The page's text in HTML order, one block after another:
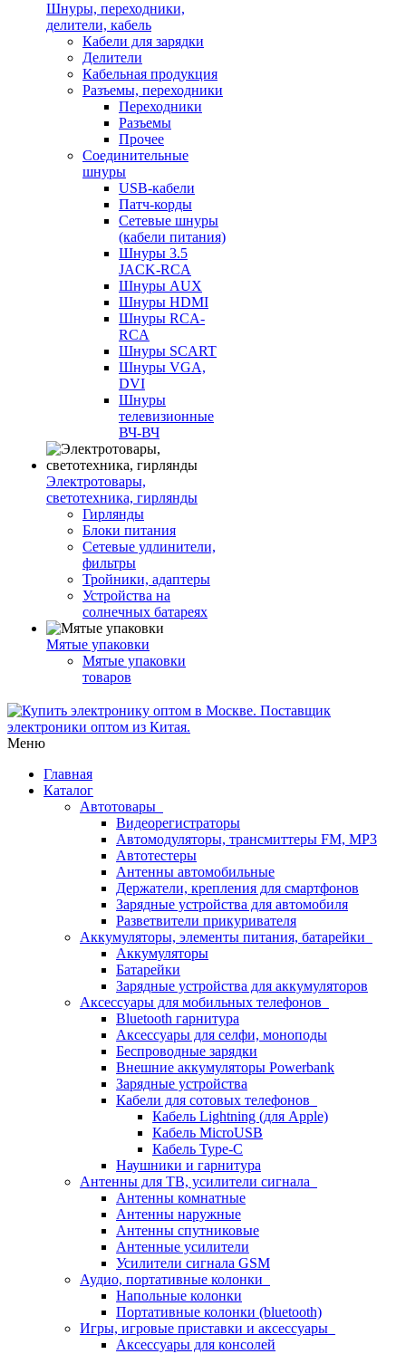
Шнуры, переходники,
делители, кабель
Кабели для зарядки
Делители
Кабельная продукция
Разъемы, переходники
Переходники
Разъемы
Прочее
Соединительные
шнуры
USB-кабели
Патч-корды
Сетевые шнуры
(кабели питания)
Шнуры 3.5
JACK-RCA
Шнуры AUX
Шнуры HDMI
Шнуры RCA-
RCA
Шнуры SCART
Шнуры VGA,
DVI
Шнуры
телевизионные
ВЧ-ВЧ
Электротовары,
светотехника, гирлянды
Гирлянды
Блоки питания
Сетевые удлинители,
фильтры
Тройники, адаптеры
Устройства на
солнечных батареях
Мятые упаковки
Мятые упаковки
товаров
Меню
Главная
Каталог
Автотовары
Видеорегистраторы
Автомодуляторы, трансмиттеры FM, MP3
Автотестеры
Антенны автомобильные
Держатели, крепления для смартфонов
Зарядные устройства для автомобиля
Разветвители прикуривателя
Аккумуляторы, элементы питания, батарейки
Аккумуляторы
Батарейки
Зарядные устройства для аккумуляторов
Аксессуары для мобильных телефонов
Bluetooth гарнитура
Аксессуары для селфи, моноподы
Беспроводные зарядки
Внешние аккумуляторы Powerbank
Зарядные устройства
Кабели для сотовых телефонов
Кабель Lightning (для Apple)
Кабель MicroUSB
Кабель Type-C
Наушники и гарнитура
Антенны для ТВ, усилители сигнала
Антенны комнатные
Антенны наружные
Антенны спутниковые
Антенные усилители
Усилители сигнала GSM
Аудио, портативные колонки
Напольные колонки
Портативные колонки (bluetooth)
Игры, игровые приставки и аксессуары
Аксессуары для консолей